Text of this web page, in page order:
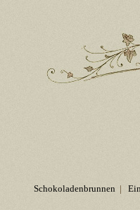
Schokoladenbrunnen |